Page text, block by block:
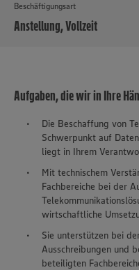
Beschäftigungsart
Anstellung, Vollzeit
Aufgaben, die wir in Ihre
Die Beschaffung von
Schwerpunkt auf
liegt in Ihrem
Mit technischem
Fachbereiche bei der
wirtschaftliche
Sie unterstützen bei
Ausschreibungen und
beteiligten